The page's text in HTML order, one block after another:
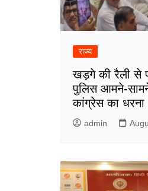
राज्य
खड़गे की रैली से
पुलिस आमने-
कांग्रेस का धरना
admin